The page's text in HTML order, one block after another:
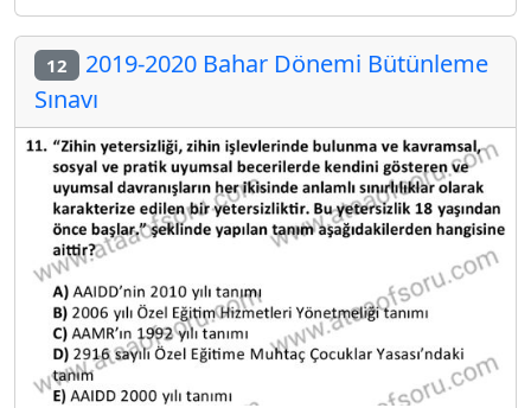
12 2019-2020 Bahar Dönemi Bütünleme
Sınavı